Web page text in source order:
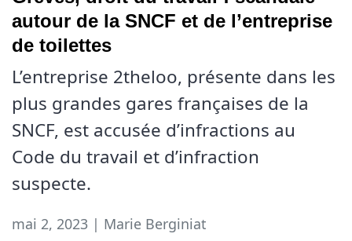
autour de la SNCF et de l’entreprise
de toilettes
L’entreprise 2theloo, présente dans les
plus grandes gares françaises de la
SNCF, est accusée d’infractions au
Code du travail et d’infraction
suspecte.
mai 2, 2023 | Marie Berginiat